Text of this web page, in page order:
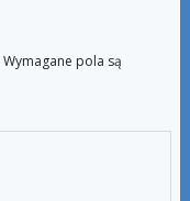
Wymagane pola są